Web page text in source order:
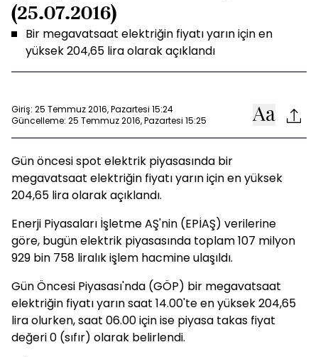
(25.07.2016)
Bir megavatsaat elektriğin fiyatı yarın için en
yüksek 204,65 lira olarak açıklandı
Giriş: 25 Temmuz 2016, Pazartesi 15:24
Güncelleme: 25 Temmuz 2016, Pazartesi 15:25
Gün öncesi spot elektrik piyasasında bir
megavatsaat elektriğin fiyatı yarın için en yüksek
204,65 lira olarak açıklandı.
Enerji Piyasaları İşletme AŞ'nin (EPİAŞ) verilerine
göre, bugün elektrik piyasasında toplam 107 milyon
929 bin 758 liralık işlem hacmine ulaşıldı.
Gün Öncesi Piyasası'nda (GÖP) bir megavatsaat
elektriğin fiyatı yarın saat 14.00'te en yüksek 204,65
lira olurken, saat 06.00 için ise piyasa takas fiyat
değeri 0 (sıfır) olarak belirlendi.